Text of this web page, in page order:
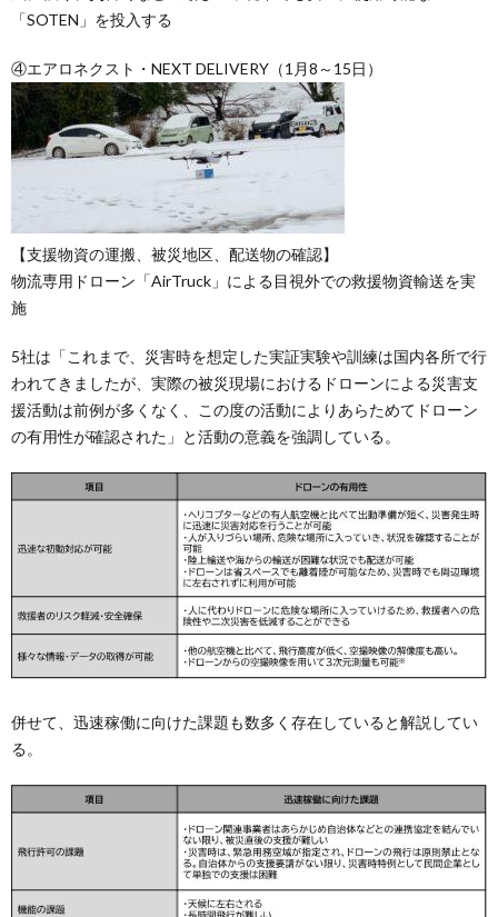
「SOTEN」を投入する
④エアロネクスト・NEXT DELIVERY（1月8～15日）
【支援物資の運搬、被災地区、配送物の確認】
物流専用ドローン「AirTruck」による目視外での救援物資輸送を実
施
5社は「これまで、災害時を想定した実証実験や訓練は国内各所で行
われてきましたが、実際の被災現場におけるドローンによる災害支
援活動は前例が多くなく、この度の活動によりあらためてドローン
の有用性が確認された」と活動の意義を強調している。
併せて、迅速稼働に向けた課題も数多く存在していると解説してい
る。